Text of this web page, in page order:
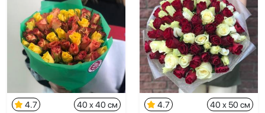
4.7 40 x 40 см 4.7 40 x 50 см